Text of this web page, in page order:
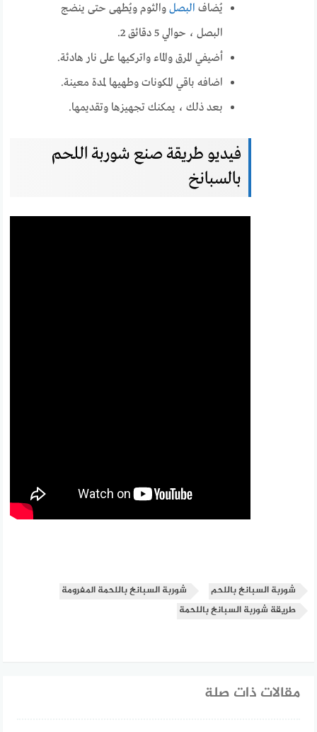
يُضاف البصل والثوم ويُطهى حتى ينضج
البصل ، حوالي 5 دقائق 2.
أضيفي المرق والماء واتركيها على نار هادئة.
اضافه باقي المكونات وطهيها لمدة معينة.
بعد ذلك ، يمكنك تجهيزها وتقديمها.
فيديو طريقة صنع شوربة اللحم
بالسبانخ
شوربة السبانخ باللحم
شوربة السبانخ باللحمة المفرومة
طريقة شوربة السبانخ باللحمة
مقالات ذات صلة